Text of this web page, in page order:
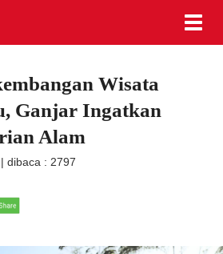
Wisata
Ganjar Ingatkan
Alam
dibaca : 2797